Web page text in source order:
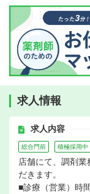
求人情報
求人内容
総合門前 積極採用中
店舗にて、調剤
だきます。
■診療（営業）時